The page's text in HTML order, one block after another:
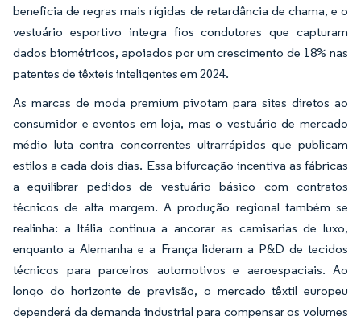
beneficia de regras mais rígidas de retardância de chama, e o
vestuário esportivo integra fios condutores que capturam
dados biométricos, apoiados por um crescimento de 18% nas
patentes de têxteis inteligentes em 2024.
As marcas de moda premium pivotam para sites diretos ao
consumidor e eventos em loja, mas o vestuário de mercado
médio luta contra concorrentes ultrarrápidos que publicam
estilos a cada dois dias. Essa bifurcação incentiva as fábricas
a equilibrar pedidos de vestuário básico com contratos
técnicos de alta margem. A produção regional também se
realinha: a Itália continua a ancorar as camisarias de luxo,
enquanto a Alemanha e a França lideram a P&D de tecidos
técnicos para parceiros automotivos e aeroespaciais. Ao
longo do horizonte de previsão, o mercado têxtil europeu
dependerá da demanda industrial para compensar os volumes